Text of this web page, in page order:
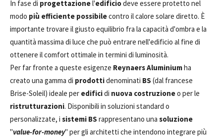
In fase di progettazionel'edificiodeve essere protetto nel
modo più efficiente possibilecontro il calore solare diretto. È
importante trovare il giusto equilibrio fra la capacità d'ombra e la
quantità massima di luce che può entrare nell'edificio al fine di
ottenere il comfort ottimale in termini di luminosità.
Per far fronte a queste esigenze Reynaers Aluminiumha
creato una gamma di prodottidenominati BS (dal francese
Brise-Soleil) ideale per edificidi nuova costruzioneo per le
ristrutturazioni. Disponibili in soluzioni standard o
personalizzate, i sistemi BS rappresentano una soluzione
"value-for-money" per gli architetti che intendono integrare più